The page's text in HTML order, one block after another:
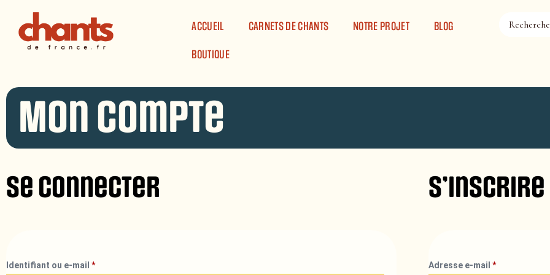
ACCUEIL
CARNETS DE CHANTS NOTRE PROJET BLOG
BOUTIQUE
Mon compte
Se connecter
Identifiant ou e-mail *
S’inscrire
Adresse e-mail*